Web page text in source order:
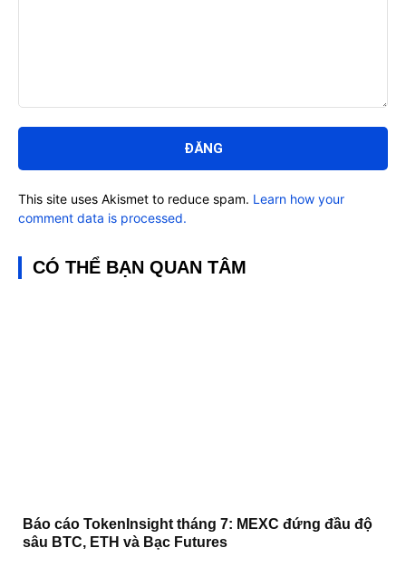
luận:
This site uses Akismet to reduce spam. Learn how your
comment data is processed.
CÓ THỂ BẠN QUAN TÂM
Báo cáo TokenInsight tháng 7: MEXC đứng đầu độ
sâu BTC, ETH và Bạc Futures